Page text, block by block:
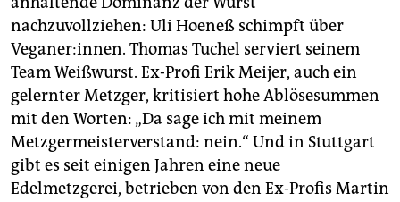
nachzuvollziehen: Uli Hoeneß schimpft über
Veganer:innen. Thomas Tuchel serviert seinem
Team Weißwurst. Ex-Profi Erik Meijer, auch ein
gelernter Metzger, kritisiert hohe Ablösesummen
mit den Worten: „Da sage ich mit meinem
Metzgermeisterverstand: nein.“ Und in Stuttgart
gibt es seit einigen Jahren eine neue
Edelmetzgerei, betrieben von den Ex-Profis Martin